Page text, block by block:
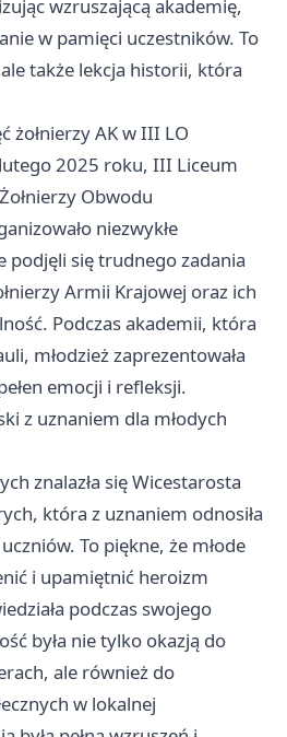
wzruszającą akademię,
w pamięci uczestników. To
także lekcja historii, która
żołnierzy AK w III LO
2025 roku, III Liceum
Obwodu
niezwykłe
podjęli się trudnego zadania
Armii Krajowej oraz ich
Podczas akademii, która
młodzież zaprezentowała
emocji i refleksji.
z uznaniem dla młodych
znalazła się Wicestarosta
która z uznaniem odnosiła
To piękne, że młode
i upamiętnić heroizm
podczas swojego
była nie tylko okazją do
ale również do
w lokalnej